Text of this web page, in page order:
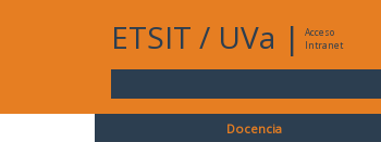
ETSIT / UVa |
Acceso
Intranet
Docencia